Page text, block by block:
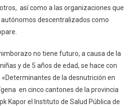
así como a las organizaciones que
descentralizados como
no tiene futuro, a causa de la
y de 5 años de edad, se hace con
de la desnutrición en
en cinco cantones de la provincia
Kapor el Instituto de Salud Pública de